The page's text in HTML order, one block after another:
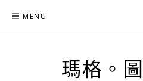
MENU
瑪格。